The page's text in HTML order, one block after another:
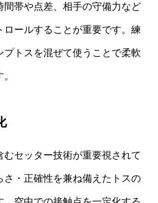
間帯や点差、相手の守備力など
ロールすることが重要です。練
プトスを混ぜて使うことで柔軟
セッター技術が重要視されて
さ・正確性を兼ね備えたトスの